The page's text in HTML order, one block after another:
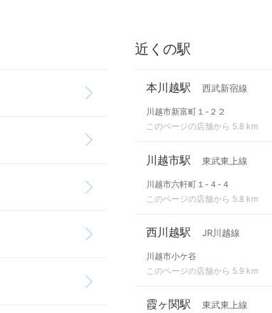
近くの駅
本川越駅 西武新宿線
川越市新富町１-２２
このページの店舗から 5.8 km
川越市駅 東武東上線
川越市六軒町１-４-４
このページの店舗から 5.8 km
西川越駅 JR川越線
川越市小ケ谷
このページの店舗から 5.9 km
霞ヶ関駅 東武東上線